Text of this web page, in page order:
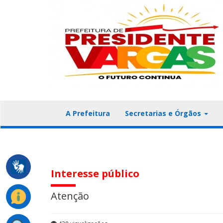
A Prefeitura Secretarias e Órgãos
Interesse público
Atenção